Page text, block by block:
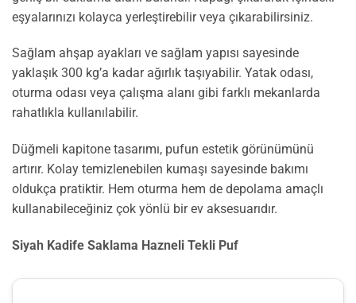
eşyalarınızı kolayca yerleştirebilir veya çıkarabilirsiniz.
Sağlam ahşap ayakları ve sağlam yapısı sayesinde
yaklaşık 300 kg’a kadar ağırlık taşıyabilir. Yatak odası,
oturma odası veya çalışma alanı gibi farklı mekanlarda
rahatlıkla kullanılabilir.
Düğmeli kapitone tasarımı, pufun estetik görünümünü
artırır. Kolay temizlenebilen kumaşı sayesinde bakımı
oldukça pratiktir. Hem oturma hem de depolama amaçlı
kullanabileceğiniz çok yönlü bir ev aksesuarıdır.
Siyah Kadife Saklama Hazneli Tekli Puf